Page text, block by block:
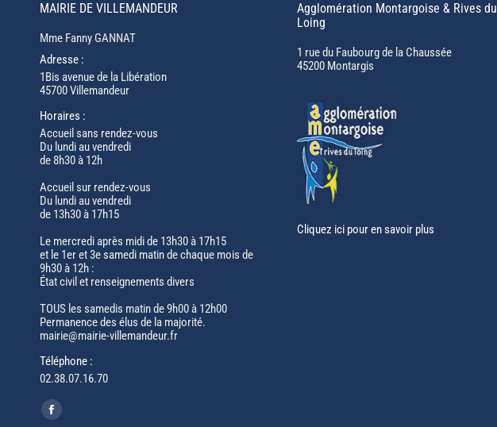
MAIRIE DE VILLEMANDEUR
Mme Fanny GANNAT
Adresse :
1Bis avenue de la Libération
45700 Villemandeur
Horaires :
Accueil sans rendez-vous
Du lundi au vendredi
de 8h30 à 12h
Accueil sur rendez-vous
Du lundi au vendredi
de 13h30 à 17h15
Le mercredi après midi de 13h30 à 17h15
et le 1er et 3e samedi matin de chaque mois de
9h30 à 12h :
État civil et renseignements divers
TOUS les samedis matin de 9h00 à 12h00
Permanence des élus de la majorité.
mairie@mairie-villemandeur.fr
Téléphone :
02.38.07.16.70
Trouvez nous sur :
Facebook
Agglomération Montargoise & Rives du
Loing
1 rue du Faubourg de la Chaussée
45200 Montargis
Cliquez ici pour en savoir plus